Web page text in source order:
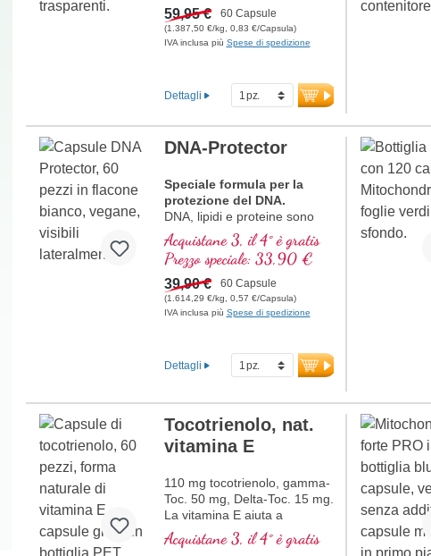
59,95 € 60 Capsule
(1.387,50 €/kg, 0,83 €/Capsula)
IVA inclusa più Spese di spedizione
Dettagli
DNA-Protector
Speciale formula per la
protezione del DNA.
DNA, lipidi e proteine sono
componenti importanti delle
cellule. Proteggi le tue cellule
dallo stress ossidativo, con
preziose sostanze naturali.
Acquistane 3, il 4° è gratis
Prezzo speciale: 33,90 €
39,90 € 60 Capsule
(1.614,29 €/kg, 0,57 €/Capsula)
IVA inclusa più Spese di spedizione
Dettagli
Tocotrienolo, nat.
vitamina E
110 mg tocotrienolo, gamma-
Toc. 50 mg, Delta-Toc. 15 mg.
La vitamina E aiuta a
proteggere le cellule contro lo
stress ossidativo.
Acquistane 3, il 4° è gratis